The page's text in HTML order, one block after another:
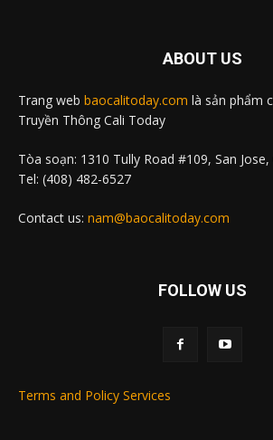
ABOUT US
Trang web baocalitoday.com là sản phẩm
Truyền Thông Cali Today
Tòa soạn: 1310 Tully Road #109, San Jose,
Tel: (408) 482-6527
Contact us: nam@baocalitoday.com
FOLLOW US
Terms and Policy Services